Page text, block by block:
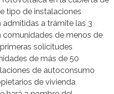
tipo de instalaciones
admitidas a trámite las 3
comunidades de menos de
solicitudes
de más de 50
de autoconsumo
de vivienda